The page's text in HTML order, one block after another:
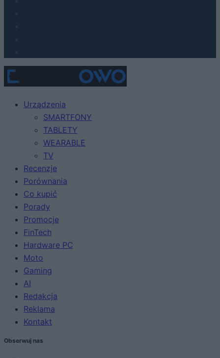
Urządzenia
SMARTFONY
TABLETY
WEARABLE
TV
Recenzje
Porównania
Co kupić
Porady
Promocje
FinTech
Hardware PC
Moto
Gaming
AI
Redakcja
Reklama
Kontakt
Obserwuj nas